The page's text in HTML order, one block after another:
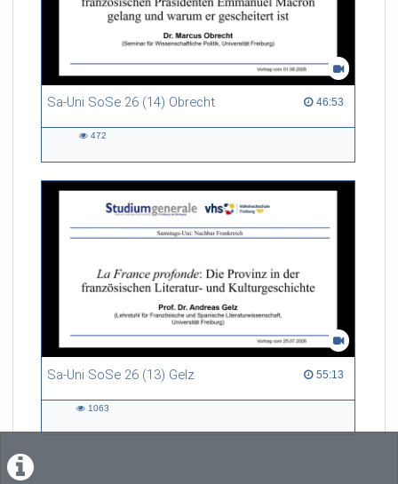
Sa-Uni SoSe 26 (14) Obrecht 46:53
46:53 duration
472
Sa-Uni SoSe 26 (13) Gelz 55:13
55:13 duration
1063